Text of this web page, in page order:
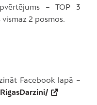
– TOP 3
2 posmos.
Facebook lapā –